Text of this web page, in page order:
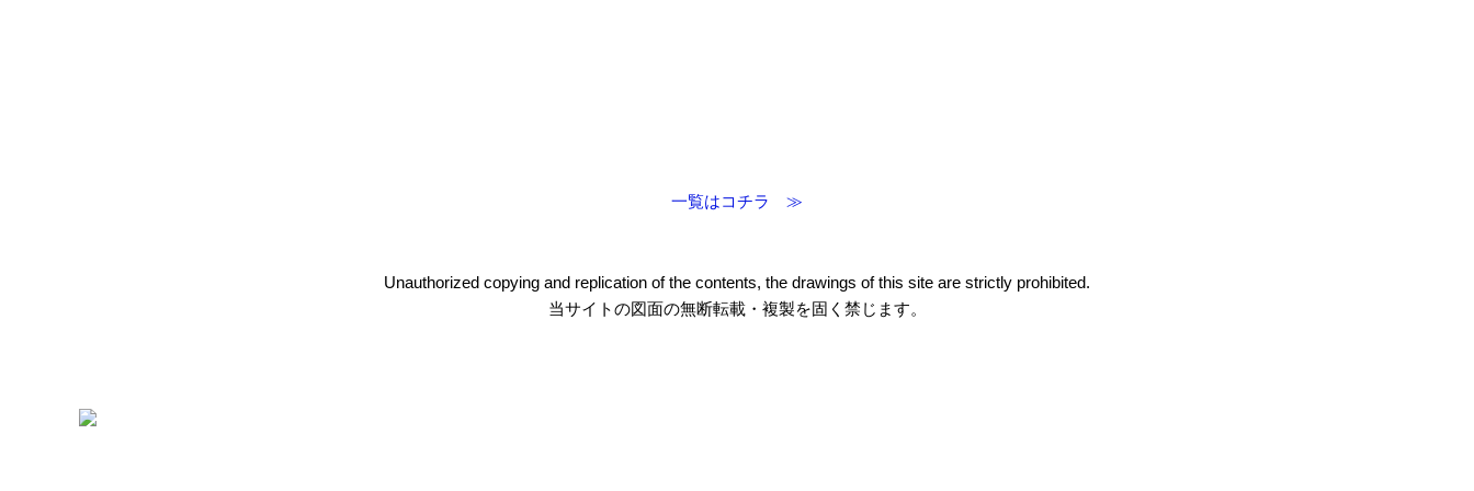
一覧はコチラ ≫
Unauthorized copying and replication of the contents, the drawings of this site are strictly prohibited.
当サイトの図面の無断転載・複製を固く禁じます。